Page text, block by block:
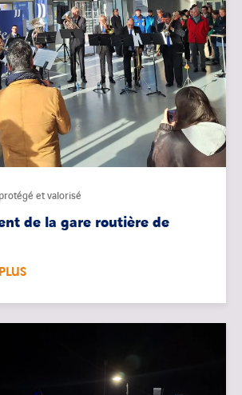
et valorisé
de la gare routière de